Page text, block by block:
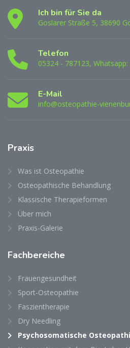
Ich bin für Sie da
Goslarer Straße 5, 38690
Telefon
05324 - 787123,
E-Mail
info@osteopathie-
Praxis
Was ist Osteopathie
Osteopathische Behandlung
Klassische Therapieformen
Über mich
Praxis-Galerie
Fachbereiche
Frauengesundheit
Sport-Osteopathie
Faszientherapie
Dry Needling
Psychosomatische